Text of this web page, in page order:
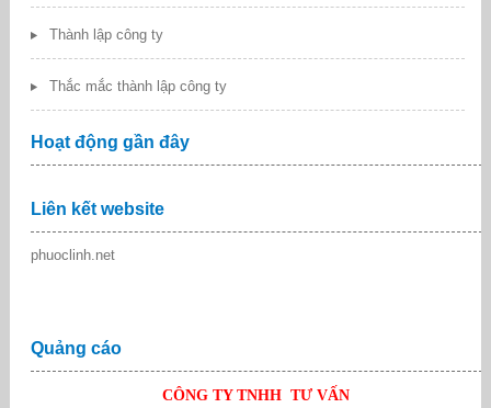
Thành lập công ty
Thắc mắc thành lập công ty
Hoạt động gần đây
Liên kết website
phuoclinh.net
Quảng cáo
CÔNG TY TNHH TƯ VẤN